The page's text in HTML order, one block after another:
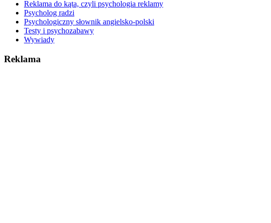
Reklama do kąta, czyli psychologia reklamy
Psycholog radzi
Psychologiczny słownik angielsko-polski
Testy i psychozabawy
Wywiady
Reklama